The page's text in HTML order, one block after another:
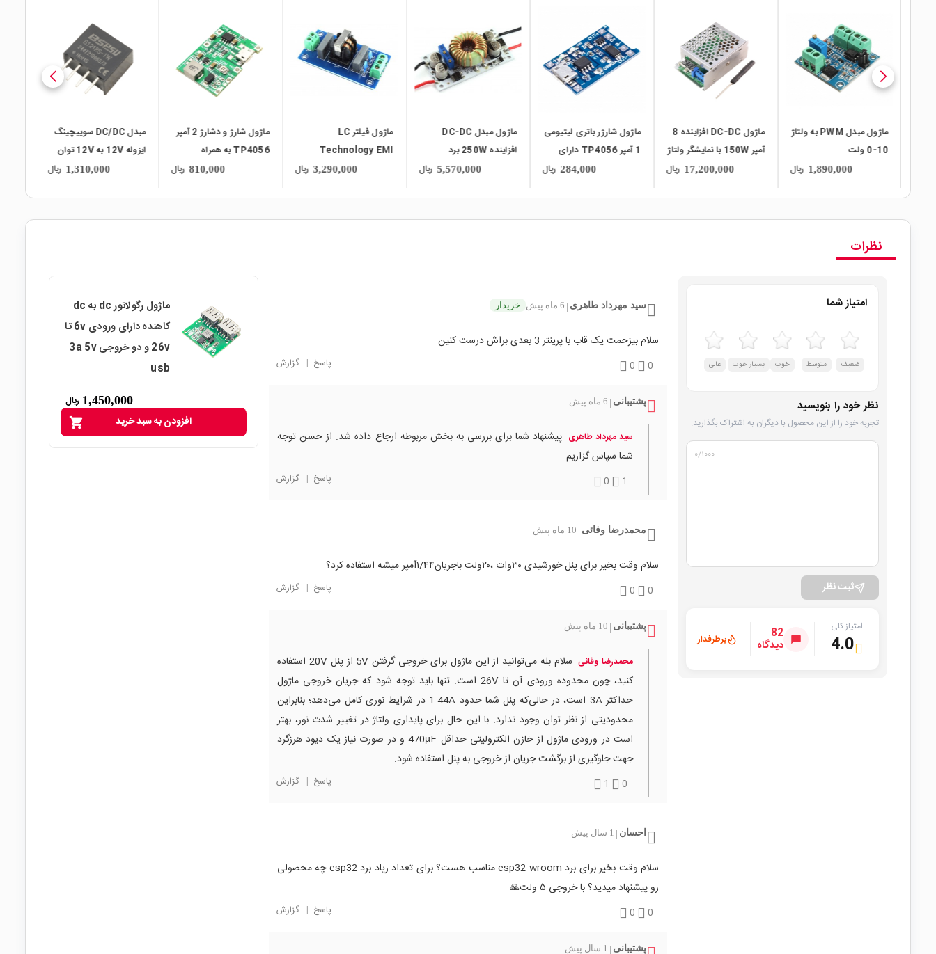
ماژول مبدل PWM به ولتاژ
10-0 ولت
1,890,000 ریال
ماژول DC-DC افزاینده 8
آمپر 150W با نمایشگر ولتاژ
17,200,000 ریال
ماژول شارژر باتری لیتیومی
1 آمپر TP4056 دارای
محافظ با ورودی Micro
284,000 ریال
local_mall
ماژول مبدل DC-DC
افزاینده 250W برد
آلومینیومی5,570,000 ریال
ماژول فیلتر LC
Technology EMI
3,290,000 ریال
ماژول شارژ و دشارژ 2 آمپر
TP4056 به همراه
افزاینده با ورودی Micro810,000 ریال
مبدل DC/DC سوییچینگ
ایزوله 12V به 12V توان
1,310,000 ریال
نظرات
امتیاز شما
ضعیف متوسط خوب بسیار خوب عالی
نظر خود را بنویسید
تجربه خود را از این محصول با دیگران به اشتراک بگذارید.
۰/۱۰۰۰
ثبت نظر
امتیاز کلی
4.0
82
دیدگاه پرطرفدار
سید مهرداد طاهری 6 ماه پیش خریدار
سلام بیزحمت یک قاب با پرینتر 3 بعدی براش درست کنین
0
0 پاسخ | گزارش
پشتیبانی 6 ماه پیش
سید مهرداد طاهری پیشنهاد شما برای بررسی به بخش مربوطه ارجاع داده شد. از حسن توجه
شما سپاس گزاریم.
1
0 پاسخ | گزارش
محمدرضا وفائی 10 ماه پیش
سلام وقت بخیر برای پنل خورشیدی ۳۰وات ،۲۰ولت باجریان۱/۴۴آمپر میشه استفاده کرد؟
0
0 پاسخ | گزارش
پشتیبانی 10 ماه پیش
محمدرضا وفائی
سلام بله می‌توانید از این ماژول برای خروجی گرفتن 5V از پنل 20V استفاده
کنید، چون محدوده ورودی آن تا 26V است. تنها باید توجه شود که جریان خروجی ماژول
حداکثر 3A است، در حالی‌که پنل شما حدود 1.44A در شرایط نوری کامل می‌دهد؛ بنابراین
محدودیتی از نظر توان وجود ندارد. با این حال برای پایداری ولتاژ در تغییر شدت نور، بهتر
است در ورودی ماژول از خازن الکترولیتی حداقل 470µF و در صورت نیاز یک دیود هرزگرد
جهت جلوگیری از برگشت جریان از خروجی به پنل استفاده شود.
0
1 پاسخ | گزارش
احسان 1 سال پیش
سلام وقت بخیر برای برد esp32 wroom مناسب هست؟ برای تعداد زیاد برد esp32 چه محصولی
رو پیشنهاد میدید؟ با خروجی ۵ ولت🙏
0
0 پاسخ | گزارش
پشتیبانی 1 سال پیش
ماژول رگولاتور dc به dc
کاهنده دارای ورودی 6v تا
26v و دو خروجی 3a 5v
usb
1,450,000 ریال
shopping_cart افزودن به سبد خرید